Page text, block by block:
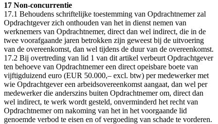
17 Non-concurrentie
17.1 Behoudens schriftelijke toestemming van Opdrachtnemer zal
Opdrachtgever zich onthouden van het in dienst nemen van
werknemers van Opdrachtnemer, direct dan wel indirect, die in de
twee voorafgaande jaren betrokken zijn geweest bij de uitvoering
van de overeenkomst, dan wel tijdens de duur van de overeenkomst.
17.2 Bij overtreding van lid 1 van dit artikel verbeurt Opdrachtgever
ten behoeve van Opdrachtnemer een direct opeisbare boete van
vijftigduizend euro (EUR 50.000,– excl. btw) per medewerker met
wie Opdrachtgever een arbeidsovereenkomst aangaat, dan wel per
medewerker die anderszins buiten Opdrachtnemer om, direct dan
wel indirect, te werk wordt gesteld, onverminderd het recht van
Opdrachtnemer om nakoming van het in het voorgaande lid
genoemde verbod te eisen en of vergoeding van schade te vorderen.